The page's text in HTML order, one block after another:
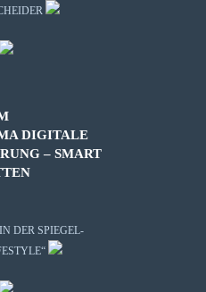
DIGITALE
– SMART
DER SPIEGEL-